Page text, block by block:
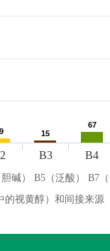
15
15
67
67
B3 B4
碱） B5（泛酸） B7
视黄醇）和间接来源